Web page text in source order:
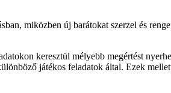
miközben új barátokat szerzel és
keresztül mélyebb megértést
játékos feladatok által. Ezek